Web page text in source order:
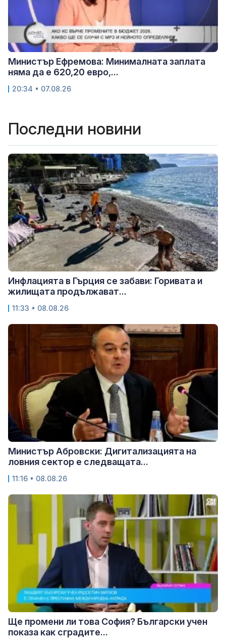
Министър Ефремова: Минималната заплата
няма да е 620,20 евро,...
20:34 • 07.08.26
Последни новини
Инфлацията в Гърция се забави: Горивата и
жилищата продължават...
11:33 • 08.08.26
Министър Абровски: Дигитализацията на
ловния сектор е следващата...
11:16 • 08.08.26
Ще промени ли това София? Български учен
показа как сградите...